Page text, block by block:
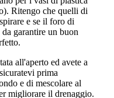
Ritengo che quelli di
e se il foro di
garantire un buon
all'aperto ed avete a
prima
e di mescolare al
migliorare il drenaggio.